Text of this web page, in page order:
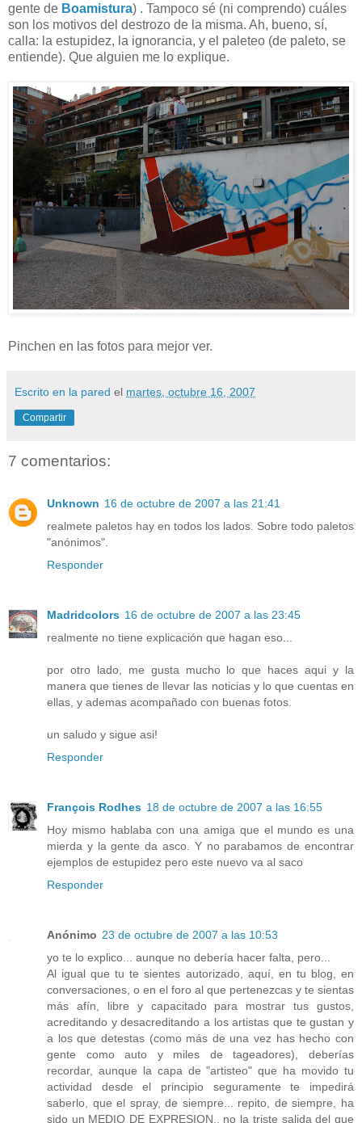
gente de Boamistura) . Tampoco sé (ni comprendo) cuáles
son los motivos del destrozo de la misma. Ah, bueno, sí,
calla: la estupidez, la ignorancia, y el paleteo (de paleto, se
entiende). Que alguien me lo explique.
Pinchen en las fotos para mejor ver.
Escrito en la pared el martes, octubre 16, 2007
Compartir
7 comentarios:
Unknown 16 de octubre de 2007 a las 21:41
realmete paletos hay en todos los lados. Sobre todo paletos
"anónimos".
Responder
Madridcolors 16 de octubre de 2007 a las 23:45
realmente no tiene explicación que hagan eso...
por otro lado, me gusta mucho lo que haces aqui y la
manera que tienes de llevar las noticias y lo que cuentas en
ellas, y ademas acompañado con buenas fotos.
un saludo y sigue asi!
Responder
François Rodhes 18 de octubre de 2007 a las 16:55
Hoy mismo hablaba con una amiga que el mundo es una
mierda y la gente da asco. Y no parabamos de encontrar
ejemplos de estupidez pero este nuevo va al saco
Responder
Anónimo 23 de octubre de 2007 a las 10:53
yo te lo explico... aunque no debería hacer falta, pero...
Al igual que tu te sientes autorizado, aquí, en tu blog, en
conversaciones, o en el foro al que pertenezcas y te sientas
más afín, libre y capacitado para mostrar tus gustos,
acreditando y desacreditando a los artistas que te gustan y
a los que detestas (como más de una vez has hecho con
gente como auto y miles de tageadores), deberías
recordar, aunque la capa de "artisteo" que ha movido tu
actividad desde el principio seguramente te impedirá
saberlo, que el spray, de siempre... repito, de siempre, ha
sido un MEDIO DE EXPRESION,, no la triste salida del que